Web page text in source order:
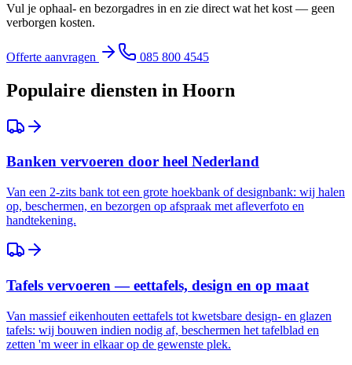
Vul je ophaal- en bezorgadres in en zie direct wat het kost — geen
verborgen kosten.
Offerte aanvragen 085 800 4545
Populaire diensten in Hoorn
Banken vervoeren door heel Nederland
Van een 2-zits bank tot een grote hoekbank of designbank: wij halen
op, beschermen, en bezorgen op afspraak met afleverfoto en
handtekening.
Tafels vervoeren — eettafels, design en op maat
Van massief eikenhouten eettafels tot kwetsbare design- en glazen
tafels: wij bouwen indien nodig af, beschermen het tafelblad en
zetten 'm weer in elkaar op de gewenste plek.